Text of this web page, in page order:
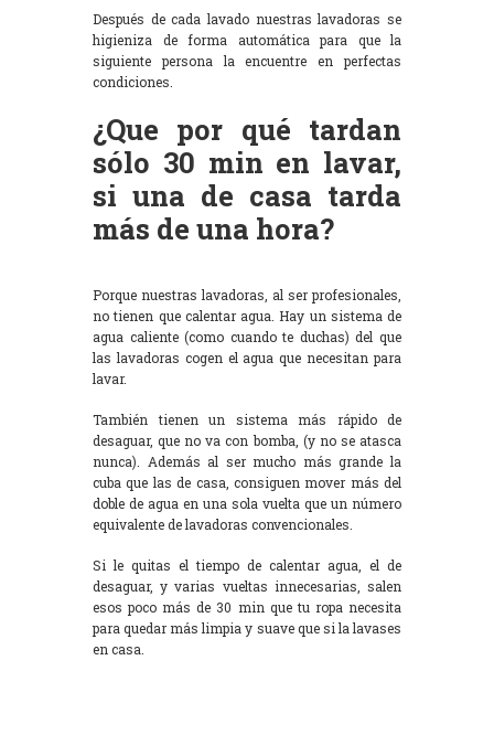
Después de cada lavado nuestras lavadoras se
higieniza de forma automática para que la
siguiente persona la encuentre en perfectas
condiciones.
¿Que por qué tardan
sólo 30 min en lavar,
si una de casa tarda
más de una hora?
Porque nuestras lavadoras, al ser profesionales,
no tienen que calentar agua. Hay un sistema de
agua caliente (como cuando te duchas) del que
las lavadoras cogen el agua que necesitan para
lavar.
También tienen un sistema más rápido de
desaguar, que no va con bomba, (y no se atasca
nunca). Además al ser mucho más grande la
cuba que las de casa, consiguen mover más del
doble de agua en una sola vuelta que un número
equivalente de lavadoras convencionales.
Si le quitas el tiempo de calentar agua, el de
desaguar, y varias vueltas innecesarias, salen
esos poco más de 30 min que tu ropa necesita
para quedar más limpia y suave que si la lavases
en casa.